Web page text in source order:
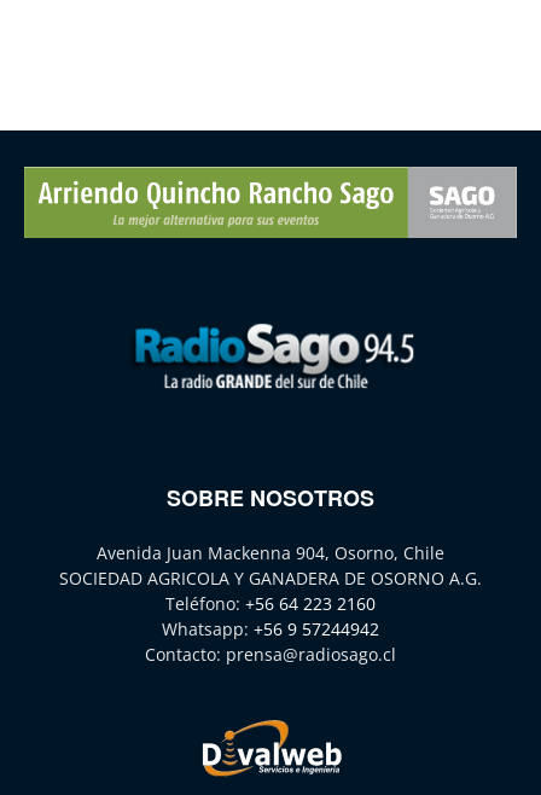
SOBRE NOSOTROS
Avenida Juan Mackenna 904, Osorno, Chile
SOCIEDAD AGRICOLA Y GANADERA DE OSORNO A.G.
Teléfono: +56 64 223 2160
Whatsapp: +56 9 57244942
Contacto: prensa@radiosago.cl